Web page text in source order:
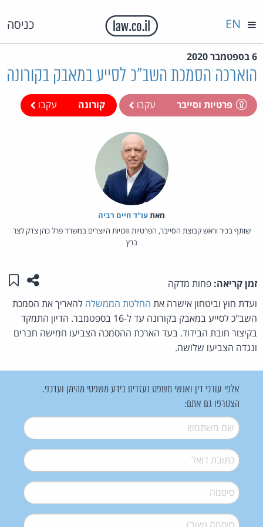
כניסה EN
6 בספטמבר 2020
הוארכה הסמכת השב"כ לסייע במאבק בקורונה
פרטיות וסייבר עקבו קורונה עקבו
מאת‏עו"ד חיים רביה
שותף בכיר וראש קבוצת הסייבר, הפרטיות וזכויות היוצרים במשרד פרל כהן צדק לצר
ברץ
זמן קריאה: פחות מדקה שתפו
ועדת חוץ וביטחון אישרה את החלטת הממשלה להאריך את הסמכת
השב"כ לסייע במאבק בקורונה עד ל-16 בספטמבר. הדיון התמקד
בקיצור חובת הבידוד. בעד הארכת ההסמכה הצביעו חמישה חברים
ונגדה הצביעו שלושה.
אלפי עורכי דין ואנשי משפט נעזרים בידע משפטי מהימן ועדכני.
הצטרפו גם אתם:
שם משתמש*
דואל*
סיסמה*
סיסמה (שוב)*